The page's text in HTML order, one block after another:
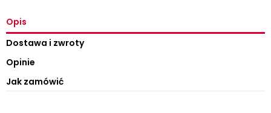
Opis
Dostawa i zwroty
Opinie
Jak zamówić